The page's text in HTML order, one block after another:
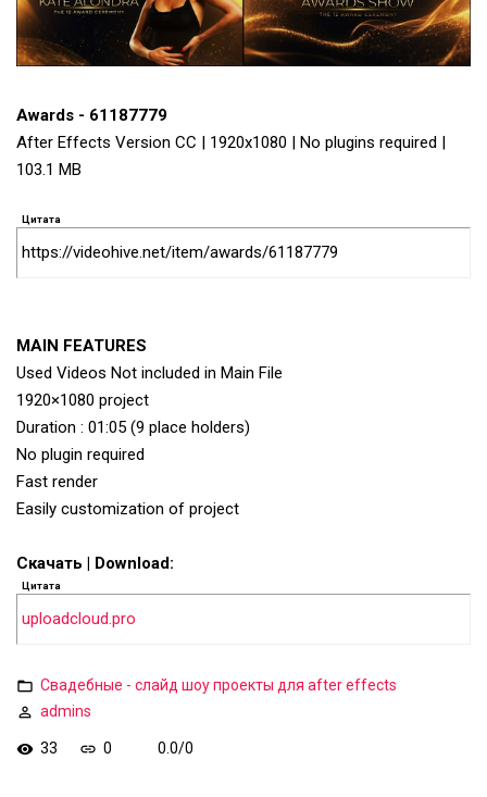
Awards - 61187779
After Effects Version CC | 1920x1080 | No plugins required |
103.1 MB
Цитата
https://videohive.net/item/awards/61187779
MAIN FEATURES
Used Videos Not included in Main File
1920×1080 project
Duration : 01:05 (9 place holders)
No plugin required
Fast render
Easily customization of project
Скачать | Download:
Цитата
uploadcloud.pro
Свадебные - слайд шоу проекты для after effects
admins
33 0 0.0/0